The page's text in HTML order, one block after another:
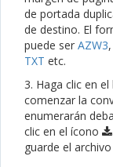
de portada
de destino. El
puede ser AZW3,
TXT etc.
3. Haga clic en
comenzar la
enumerarán
clic en el ícono
guarde el